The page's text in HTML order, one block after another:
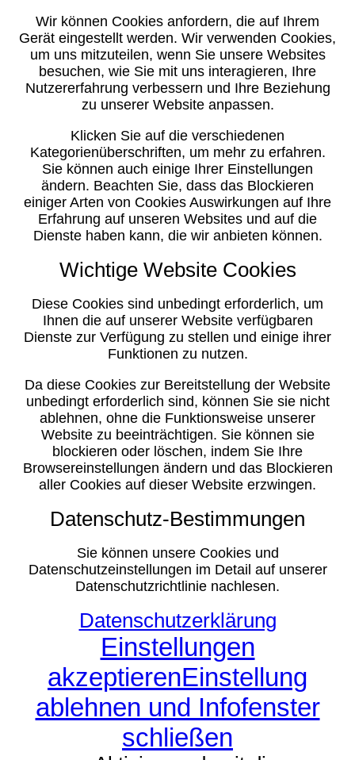
Wir können Cookies anfordern, die auf Ihrem
Gerät eingestellt werden. Wir verwenden Cookies,
um uns mitzuteilen, wenn Sie unsere Websites
besuchen, wie Sie mit uns interagieren, Ihre
Nutzererfahrung verbessern und Ihre Beziehung
zu unserer Website anpassen.
Klicken Sie auf die verschiedenen
Kategorienüberschriften, um mehr zu erfahren.
Sie können auch einige Ihrer Einstellungen
ändern. Beachten Sie, dass das Blockieren
einiger Arten von Cookies Auswirkungen auf Ihre
Erfahrung auf unseren Websites und auf die
Dienste haben kann, die wir anbieten können.
Wichtige Website Cookies
Diese Cookies sind unbedingt erforderlich, um
Ihnen die auf unserer Website verfügbaren
Dienste zur Verfügung zu stellen und einige ihrer
Funktionen zu nutzen.
Da diese Cookies zur Bereitstellung der Website
unbedingt erforderlich sind, können Sie sie nicht
ablehnen, ohne die Funktionsweise unserer
Website zu beeinträchtigen. Sie können sie
blockieren oder löschen, indem Sie Ihre
Browsereinstellungen ändern und das Blockieren
aller Cookies auf dieser Website erzwingen.
Datenschutz-Bestimmungen
Sie können unsere Cookies und
Datenschutzeinstellungen im Detail auf unserer
Datenschutzrichtlinie nachlesen.
Datenschutzerklärung
Einstellungen
akzeptierenEinstellung
ablehnen und Infofenster
schließen